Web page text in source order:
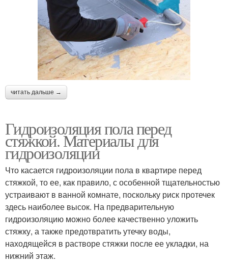
читать дальше →
Гидроизоляция пола перед
стяжкой. Материалы для
гидроизоляции
Что касается гидроизоляции пола в квартире перед
стяжкой, то ее, как правило, с особенной тщательностью
устраивают в ванной комнате, поскольку риск протечек
здесь наиболее высок. На предварительную
гидроизоляцию можно более качественно уложить
стяжку, а также предотвратить утечку воды,
находящейся в растворе стяжки после ее укладки, на
нижний этаж.